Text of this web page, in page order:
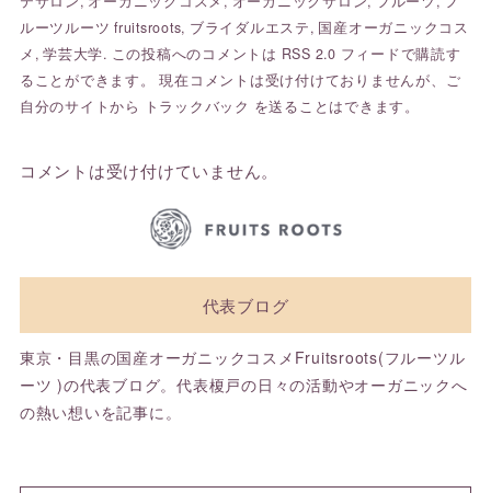
ルーツルーツ fruitsroots, ブライダルエステ, 国産オーガニックコス
メ ,学芸大学. この投稿へのコメントは RSS 2.0 フィードで購読す
ることができます。 現在コメントは受け付けておりませんが、ご
自分のサイトから
トラックバック を送ることはできます。
コメントは受け付けていません。
代表ブログ
東京・目黒の国産オーガニックコスメFruitsroots(フルーツル
ーツ )の代表ブログ。代表榎戸の日々の活動やオーガニックへ
の熱い想いを記事に。